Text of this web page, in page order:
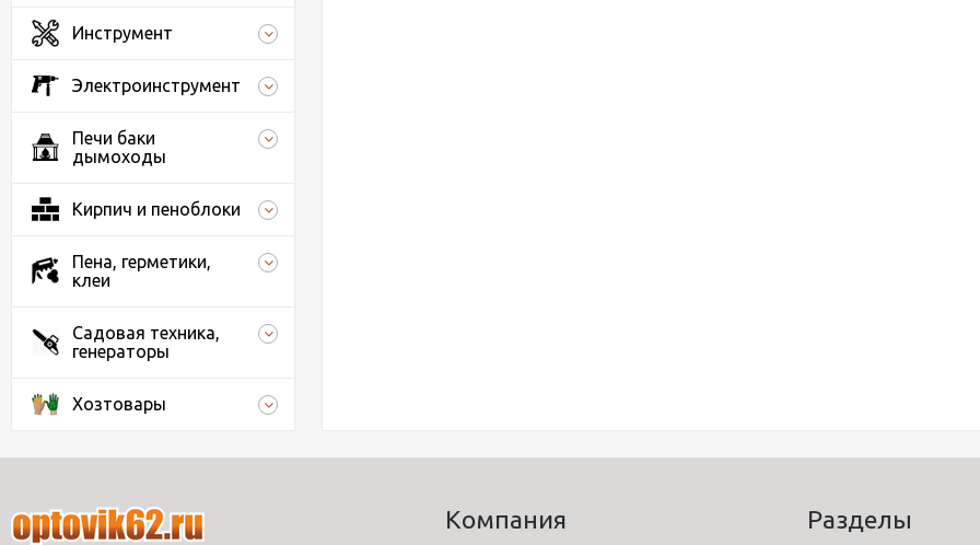
Инструмент
Электроинструмент
Печи баки
дымоходы
Кирпич и пеноблоки
Пена, герметики,
клеи
Садовая техника,
генераторы
Хозтовары
Компания Разделы